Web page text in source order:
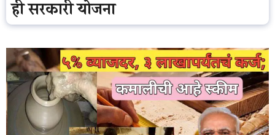
ही सरकारी योजना